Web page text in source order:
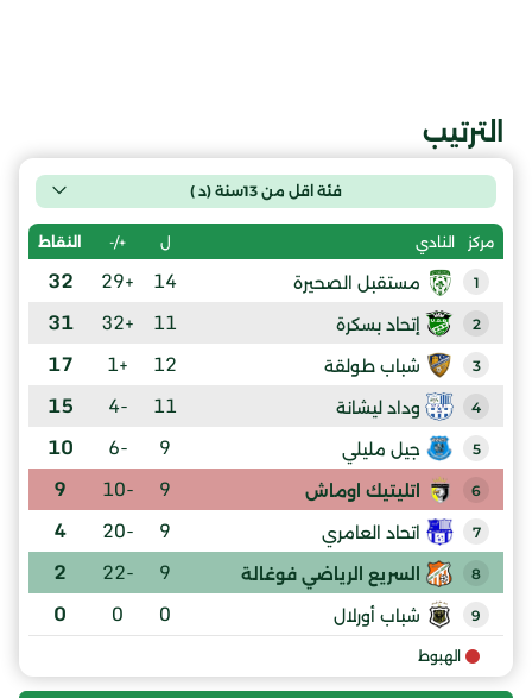
الترتيب
فئة اقل من 13سنة (د )
مركز النادي ل +/- النقاط
1 مستقبل الصحيرة 14
+29
32
2 إتحاد بسكرة 11
+32
31
3 شباب طولقة 12
+1
17
4 وداد ليشانة 11
-4
15
5 جيل مليلي 9
-6
10
6 اتليتيك اوماش 9
-10
9
7 اتحاد العامري 9
-20
4
8 السريع الرياضي فوغالة 9
-22
2
9 شباب أورلال 0
0
0
الهبوط